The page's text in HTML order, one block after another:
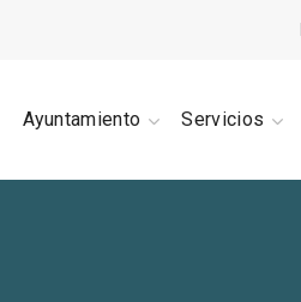
Ayuntamiento Servicios